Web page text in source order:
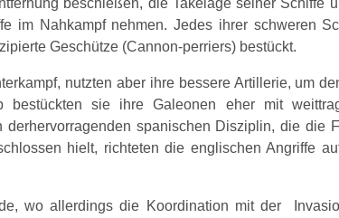
im Nahkampf nehmen. Jedes ihrer schweren
Geschütze (Cannon-perriers) bestückt.
nutzten aber ihre bessere Artillerie, um
sie ihre Galeonen eher mit
spanischen Disziplin, die die
hielt, richteten die englischen Angriffe
wo allerdings die Koordination mit der